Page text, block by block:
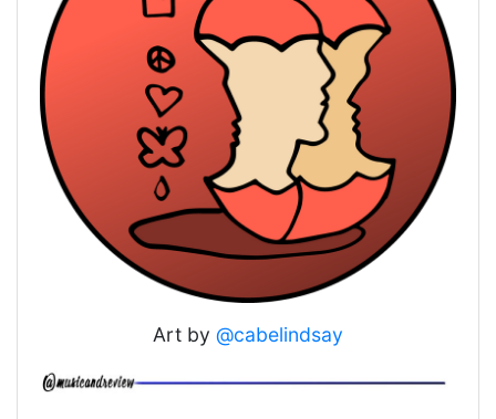
Art by @cabelindsay